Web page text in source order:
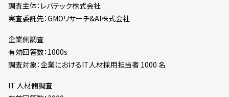
調査主体：レバテック株式会社
実査委託先：GMOリサーチ&AI株式会社
企業側調査
有効回答数：1000s
調査対象：企業におけるIT人材採用担当者 1000 名
IT 人材側調査